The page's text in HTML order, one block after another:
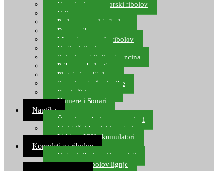
Upredenice za morski ribolov
Udice za more
Perle za morski ribolov
Brum prihrana za more
Mamci za morski ribolov
Vertical Jigging
Spinning strijelke, brancina
Pribor za bolentino
Plutajuća odijela
Sonari za traženje ribe
Ronilački program
Kamere i Sonari
Nautika
Čamci za ribolov, gumenjaci
Električni brodski motori
Lithium ION akumulatori
Kompleti za ribolov
Gotovi ribolovni kompleti
Setovi za ribolov lignje